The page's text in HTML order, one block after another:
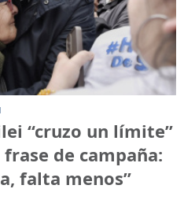
“cruzo un límite”
de campaña:
falta menos”